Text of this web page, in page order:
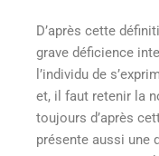
D’après cette
grave déficience
l’individu de
et, il faut retenir la
toujours d’après
présente aussi une